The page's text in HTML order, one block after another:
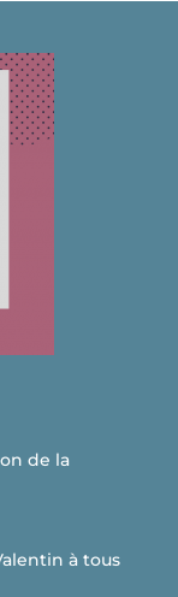
de la
à tous